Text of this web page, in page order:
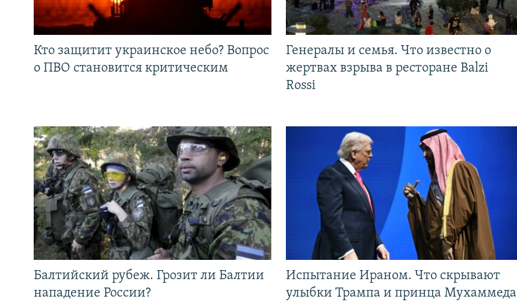
Кто защитит украинское небо? Вопрос
о ПВО становится критическим
Генералы и семья. Что известно о
жертвах взрыва в ресторане Balzi
Rossi
Балтийский рубеж. Грозит ли Балтии
нападение России?
Испытание Ираном. Что скрывают
улыбки Трампа и принца Мухаммеда